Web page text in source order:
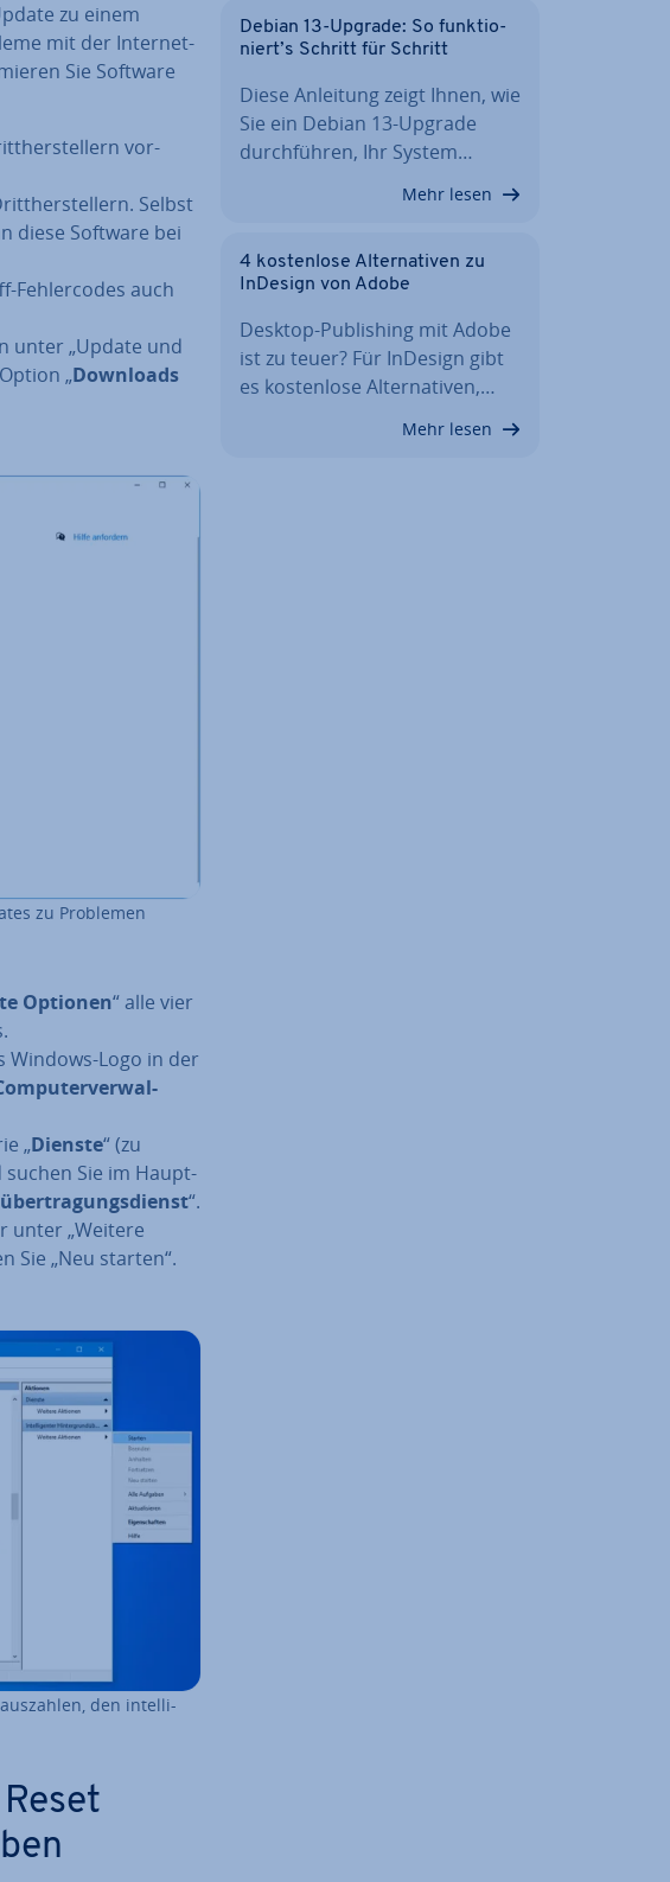
zu einem
mit der In­ter­net­
Sie Software
vor­
Selbst
diese Software bei
Feh­ler­codes auch
unter „Update und
„Downloads
zu Problemen
Optionen“ alle vier
Windows-Logo in der
„Dienste“ (zu
suchen Sie im Haupt­
“.
unter „Weitere
Sie „Neu starten“.
den in­tel­li­
Debian 13-Upgrade: So funk­tio­
niert’s Schritt für Schritt
Diese Anleitung zeigt Ihnen, wie
Sie ein Debian 13-Upgrade
durch­füh­ren, Ihr System…
Mehr lesen
4 kos­ten­lo­se Al­ter­na­ti­ven zu
InDesign von Adobe
Desktop-Pu­bli­shing mit Adobe
ist zu teuer? Für InDesign gibt
es kos­ten­lo­se Al­ter­na­ti­ven,…
Mehr lesen